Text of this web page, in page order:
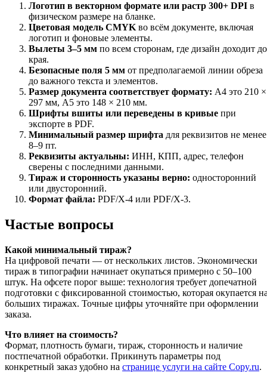
Логотип в векторном формате или растр 300+ DPI в
физическом размере на бланке.
Цветовая модель CMYK во всём документе, включая
логотип и фоновые элементы.
Вылеты 3–5 мм по всем сторонам, где дизайн доходит до
края.
Безопасные поля 5 мм от предполагаемой линии обреза
до важного текста и элементов.
Размер документа соответствует формату: A4 это 210 ×
297 мм, A5 это 148 × 210 мм.
Шрифты вшиты или переведены в кривые при
экспорте в PDF.
Минимальный размер шрифта для реквизитов не менее
8–9 пт.
Реквизиты актуальны: ИНН, КПП, адрес, телефон
сверены с последними данными.
Тираж и сторонность указаны верно: односторонний
или двусторонний.
Формат файла: PDF/X-4 или PDF/X-3.
Частые вопросы
Какой минимальный тираж?
На цифровой печати — от нескольких листов. Экономически
тираж в типографии начинает окупаться примерно с 50–100
штук. На офсете порог выше: технология требует допечатной
подготовки с фиксированной стоимостью, которая окупается
больших тиражах. Точные цифры уточняйте при оформлении
заказа.
Что влияет на стоимость?
Формат, плотность бумаги, тираж, сторонность и наличие
постпечатной обработки. Прикинуть параметры под
конкретный заказ удобно на странице услуги на сайте Copy.ru.